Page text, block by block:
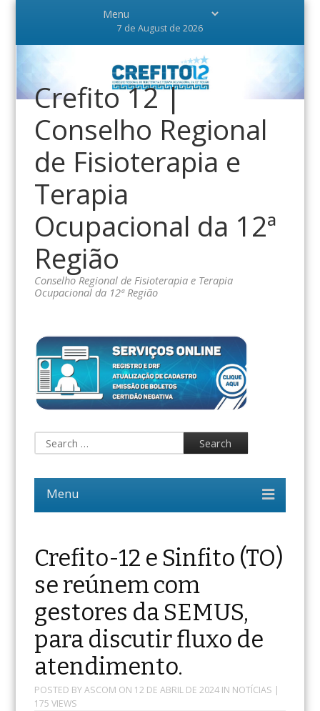
7 de August de 2026
Crefito 12 |
Conselho Regional
de Fisioterapia e
Terapia
Ocupacional da 12ª
Região
Conselho Regional de Fisioterapia e Terapia
Ocupacional da 12ª Região
Crefito-12 e Sinfito (TO)
se reúnem com
gestores da SEMUS,
para discutir fluxo de
atendimento.
POSTED BYASCOM ON 12 DE ABRIL DE 2024IN NOTÍCIAS |
175 VIEWS